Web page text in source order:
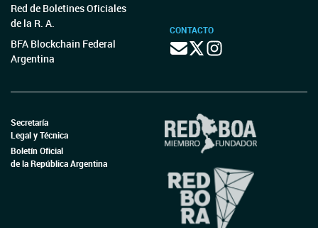
Red de Boletines Oficiales
de la R. A.
BFA Blockchain Federal
Argentina
CONTACTO
Secretaría
Legal y Técnica
Boletín Oficial
de la República Argentina